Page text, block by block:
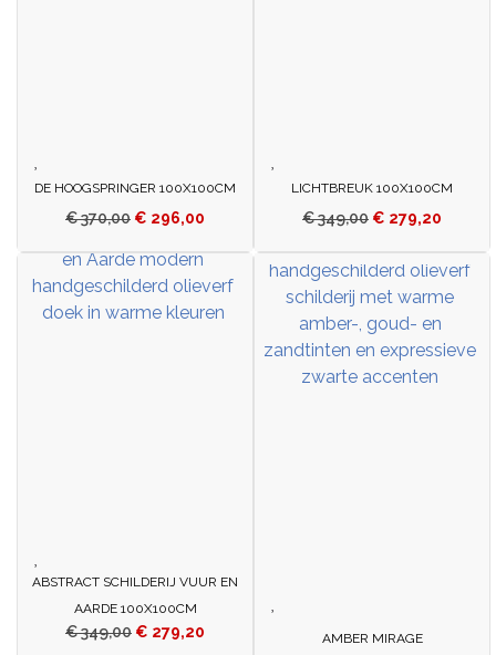
DE HOOGSPRINGER 100X100CM
€370,00 € 296,00
LICHTBREUK 100X100CM
€349,00 € 279,20
ABSTRACT SCHILDERIJ VUUR EN
AARDE 100X100CM
€349,00 € 279,20 AMBER MIRAGE